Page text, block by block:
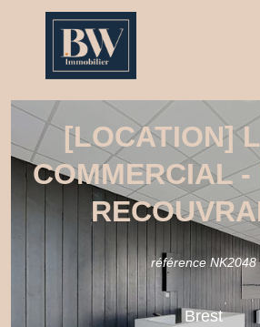
[LOCATION]
COMMERCIAL -
référence NK2048
Brest